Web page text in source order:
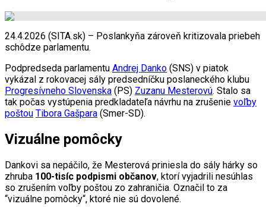
24.4.2026 (SITA.sk) – Poslankyňa zároveň kritizovala priebeh
schôdze parlamentu.
Podpredseda parlamentu Andrej Danko (SNS) v piatok
vykázal z rokovacej sály predsedníčku poslaneckého klubu
Progresívneho Slovenska (PS) Zuzanu Mesterovú. Stalo sa
tak počas vystúpenia predkladateľa návrhu na zrušenie voľby
poštou Tibora Gašpara (Smer-SD).
Vizuálne pomôcky
Dankovi sa nepáčilo, že Mesterová priniesla do sály hárky so
zhruba 100-tisíc podpismi občanov, ktorí vyjadrili nesúhlas
so zrušením voľby poštou zo zahraničia. Označil to za
“vizuálne pomôcky“, ktoré nie sú dovolené.